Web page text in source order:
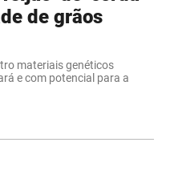
de grãos
materiais genéticos
e com potencial para a